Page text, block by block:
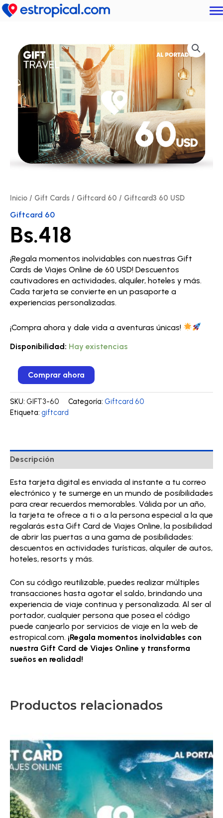
Ir
al
Inicio / Gift Cards / Giftcard 60 / Giftcard3 60 USD
Giftcard 60
Bs.418
¡Regala momentos inolvidables con nuestras Gift
Cards de Viajes Online de 60 USD! Descuentos
cautivadores en actividades, alquiler, hoteles y más.
Cada tarjeta se convierte en un pasaporte a
experiencias personalizadas.
¡Compra ahora y dale vida a aventuras únicas!
Disponibilidad: Hay existencias
USD
cantidad
Comprar ahora
SKU: GIFT3-60 Categoría: Giftcard 60
Etiqueta: giftcard
Descripción
Esta tarjeta digital es enviada al instante a tu correo
electrónico y te sumerge en un mundo de posibilidades
para crear recuerdos memorables. Válida por un año,
la tarjeta te ofrece a ti o a la persona especial a la que
regalarás esta Gift Card de Viajes Online, la posibilidad
de abrir las puertas a una gama de posibilidades:
descuentos en actividades turísticas, alquiler de autos,
hoteles, resorts y más.
Con su código reutilizable, puedes realizar múltiples
transacciones hasta agotar el saldo, brindando una
experiencia de viaje continua y personalizada. Al ser al
portador, cualquier persona que posea el código
puede canjearlo por servicios de viaje en la web de
estropical.com. ¡Regala momentos inolvidables con
nuestra Gift Card de Viajes Online y transforma
sueños en realidad!
Productos relacionados